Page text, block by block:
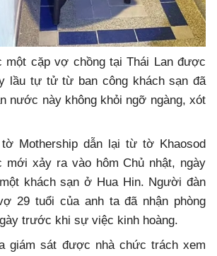
một cặp vợ chồng tại Thái Lan được
lầu tự tử từ ban công khách sạn đã
nước này không khỏi ngỡ ngàng, xót
Mothership dẫn lại từ tờ Khaosod
mới xảy ra vào hôm Chủ nhật, ngày
khách sạn ở Hua Hin. Người đàn
29 tuổi của anh ta đã nhận phòng
trước khi sự việc kinh hoàng.
giám sát được nhà chức trách xem